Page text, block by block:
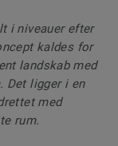
i niveauer efter
kaldes for
landskab med
Det ligger i en
med
rum.